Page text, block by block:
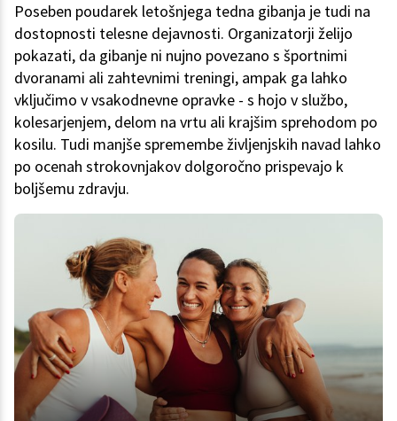
Poseben poudarek letošnjega tedna gibanja je tudi na
dostopnosti telesne dejavnosti. Organizatorji želijo
pokazati, da gibanje ni nujno povezano s športnimi
dvoranami ali zahtevnimi treningi, ampak ga lahko
vključimo v vsakodnevne opravke - s hojo v službo,
kolesarjenjem, delom na vrtu ali krajšim sprehodom po
kosilu. Tudi manjše spremembe življenjskih navad lahko
po ocenah strokovnjakov dolgoročno prispevajo k
boljšemu zdravju.